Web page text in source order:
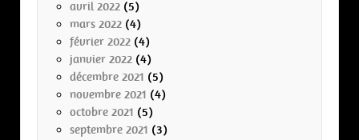
avril 2022 (5)
mars 2022 (4)
février 2022 (4)
janvier 2022 (4)
décembre 2021 (5)
novembre 2021 (4)
octobre 2021 (5)
septembre 2021 (3)